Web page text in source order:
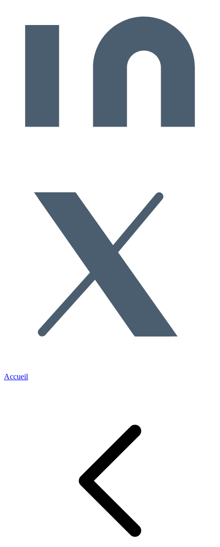
Accueil